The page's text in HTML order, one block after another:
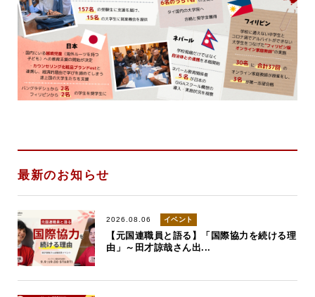
最新のお知らせ
2026.08.06 イベント
【元国連職員と語る】「国際協力を続ける理
由」～田才諒哉さん出...